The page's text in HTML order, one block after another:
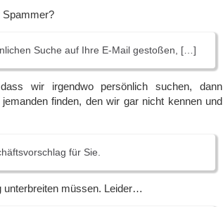
Spammer?
Suche auf Ihre E-Mail gestoßen, […]
wir irgendwo persönlich suchen, dann
finden, den wir gar nicht kennen und
für Sie.
müssen. Leider…